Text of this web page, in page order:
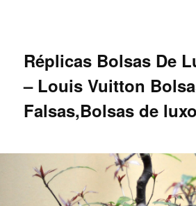
primárioRéplicas Bolsas De
– Louis Vuitton
Falsas,Bolsas de